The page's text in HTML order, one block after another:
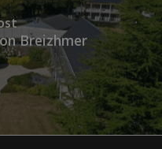
Breizhmer